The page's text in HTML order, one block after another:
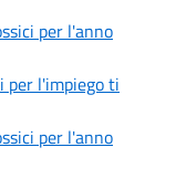
per l'anno
per l'impiego ti
per l'anno